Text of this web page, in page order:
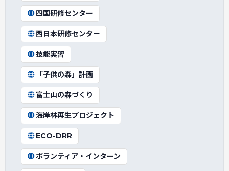
四国研修センター
西日本研修センター
技能実習
「子供の森」計画
富士山の森づくり
海岸林再生プロジェクト
ECO-DRR
ボランティア・インターン